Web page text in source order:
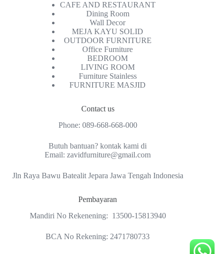
CAFE AND RESTAURANT
Dining Room
Wall Decor
MEJA KAYU SOLID
OUTDOOR FURNITURE
Office Furniture
BEDROOM
LIVING ROOM
Furniture Stainless
FURNITURE MASJID
Contact us
Phone: 089-668-668-000
Butuh bantuan? kontak kami di
Email:zavidfurniture@gmail.com
Jln Raya Bawu Batealit Jepara Jawa Tengah Indonesia
Pembayaran
Mandiri No Rekenening: 13500-15813940
BCA No Rekening: 2471780733